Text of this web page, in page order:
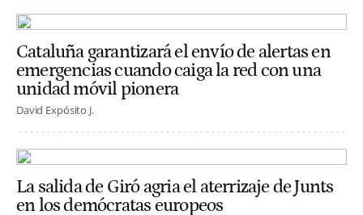
Cataluña garantizará el envío de alertas en
emergencias cuando caiga la red con una
unidad móvil pionera
David Expósito J.
La salida de Giró agria el aterrizaje de Junts
en los demócratas europeos